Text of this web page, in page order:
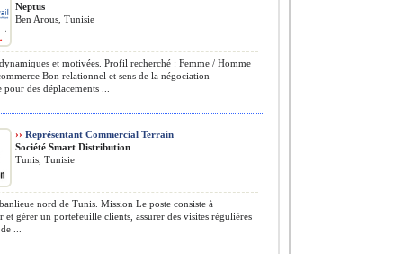
Neptus
Ben Arous, Tunisie
et motivées. Profil recherché : Femme / Homme
Bon relationnel et sens de la négociation
des déplacements ...
›› Représentant Commercial Terrain
Société Smart Distribution
Tunis, Tunisie
nord de Tunis. Mission Le poste consiste à
et gérer un portefeuille clients, assurer des visites régulières
...